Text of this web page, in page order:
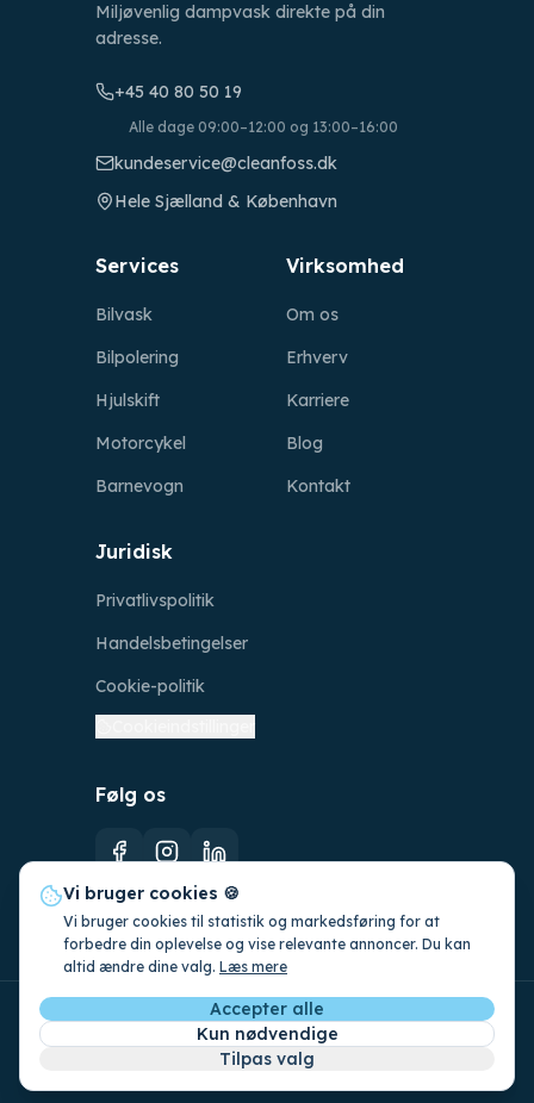
Vi bruger cookies 🍪
Vi bruger cookies til statistik og markedsføring for at
forbedre din oplevelse og vise relevante annoncer. Du kan
altid ændre dine valg. Læs mere
Accepter alle
Kun nødvendige
Tilpas valg
Miljøvenlig dampvask direkte på din
adresse.
+45 40 80 50 19
Alle dage 09:00–12:00 og 13:00–16:00
kundeservice@cleanfoss.dk
Hele Sjælland & København
Services
Bilvask
Bilpolering
Hjulskift
Motorcykel
Barnevogn
Virksomhed
Om os
Erhverv
Karriere
Blog
Kontakt
Juridisk
Privatlivspolitik
Handelsbetingelser
Cookie-politik
Følg os
©2026CleanFoss ApS. CVR: 42831649.
Alle rettigheder forbeholdes.
i Danmark af